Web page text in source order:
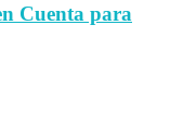
Cuenta para